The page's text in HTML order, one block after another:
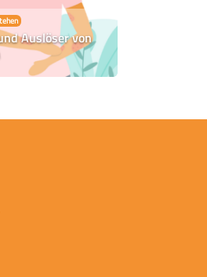
Auslöser von